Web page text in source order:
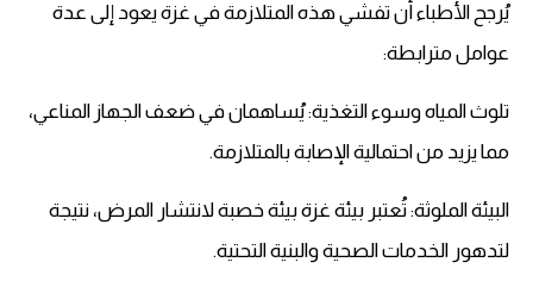
يُرجح الأطباء أن تفشي هذه المتلازمة في غزة يعود إلى عدة
عوامل مترابطة:
تلوث المياه وسوء التغذية: يُساهمان في ضعف الجهاز المناعي،
مما يزيد من احتمالية الإصابة بالمتلازمة.
البيئة الملوثة: تُعتبر بيئة غزة بيئة خصبة لانتشار المرض، نتيجة
لتدهور الخدمات الصحية والبنية التحتية.